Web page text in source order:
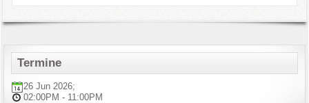
Termine
26 Jun 2026;
02:00PM - 11:00PM